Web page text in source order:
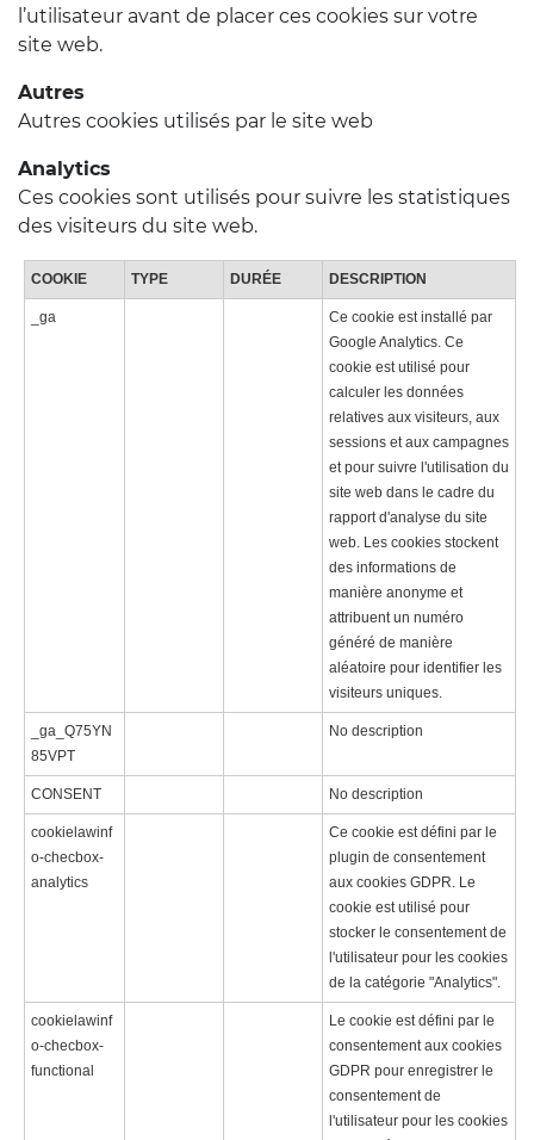
l’utilisateur avant de placer ces cookies sur votre
site web.
Autres
Autres cookies utilisés par le site web
Analytics
Ces cookies sont utilisés pour suivre les statistiques
des visiteurs du site web.
COOKIE TYPE DURÉE DESCRIPTION
_ga
Ce cookie est installé par
Google Analytics. Ce
cookie est utilisé pour
calculer les données
relatives aux visiteurs, aux
sessions et aux campagnes
et pour suivre l'utilisation du
site web dans le cadre du
rapport d'analyse du site
web. Les cookies stockent
des informations de
manière anonyme et
attribuent un numéro
généré de manière
aléatoire pour identifier les
visiteurs uniques.
_ga_Q75YN
85VPT
No description
CONSENT No description
cookielawinf
o-checbox-
analytics
Ce cookie est défini par le
plugin de consentement
aux cookies GDPR. Le
cookie est utilisé pour
stocker le consentement de
l'utilisateur pour les cookies
de la catégorie "Analytics".
cookielawinf
o-checbox-
functional
Le cookie est défini par le
consentement aux cookies
GDPR pour enregistrer le
consentement de
l'utilisateur pour les cookies